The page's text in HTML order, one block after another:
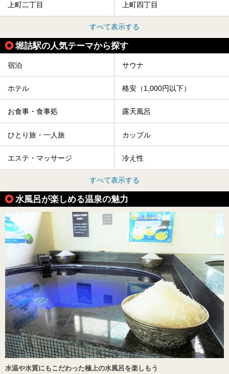
上町二丁目 上町四丁目
すべて表示する
堀詰駅の人気テーマから探す
宿泊 サウナ
ホテル 格安（1,000円以下）
お食事・食事処 露天風呂
ひとり旅・一人旅 カップル
エステ・マッサージ 冷え性
すべて表示する
水風呂が楽しめる温泉の魅力
水温や水質にもこだわった極上の水風呂を楽しもう